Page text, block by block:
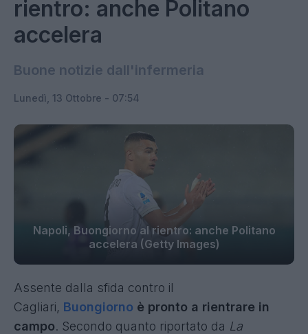
rientro: anche Politano
accelera
Buone notizie dall'infermeria
Lunedì, 13 Ottobre - 07:54
Napoli, Buongiorno al rientro: anche Politano
accelera (Getty Images)
Assente dalla sfida contro il
Cagliari, Buongiorno è pronto a rientrare in
campo. Secondo quanto riportato da La